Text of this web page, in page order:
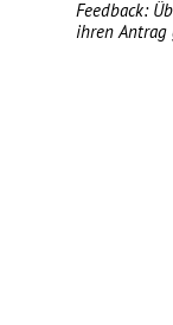
Feedback:
ihren Antrag